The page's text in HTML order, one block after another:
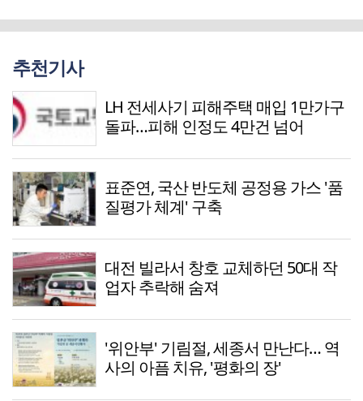
추천기사
LH 전세사기 피해주택 매입 1만가구
돌파…피해 인정도 4만건 넘어
표준연, 국산 반도체 공정용 가스 '품
질평가 체계' 구축
대전 빌라서 창호 교체하던 50대 작
업자 추락해 숨져
'위안부' 기림절, 세종서 만난다… 역
사의 아픔 치유, '평화의 장'